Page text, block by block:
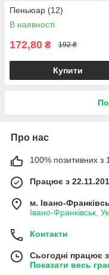
Пеньюар (12)
В наявності
172,80 ₴ 192 ₴
Купити
Про нас
100% позитивних з
Працює з
м. Івано-
Івано-Франківськ,
Контакти
Сьогодні працює
Показати весь